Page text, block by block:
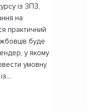
із ЗПЗ,
на
практичний
буде
у якому
умовну